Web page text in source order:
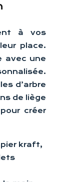
à vos
place.
avec une
d’arbre
de liège
créer
kraft,